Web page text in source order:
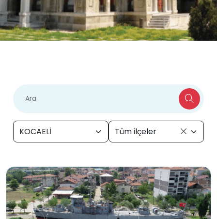
KOCAELİ Tüm ilçeler